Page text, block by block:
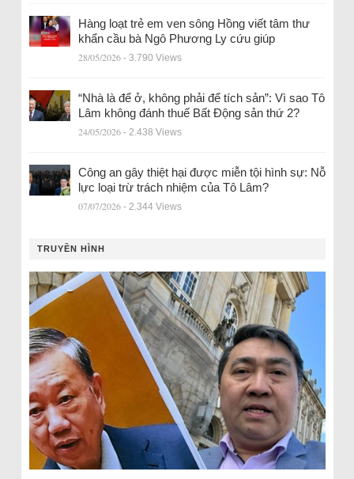
Hàng loạt trẻ em ven sông Hồng viết tâm thư
khẩn cầu bà Ngô Phương Ly cứu giúp
28/05/2026 - 3.790 Views
“Nhà là để ở, không phải để tích sản”: Vì sao Tô
Lâm không đánh thuế Bất Động sản thứ 2?
24/05/2026 - 2.438 Views
Công an gây thiệt hại được miễn tội hình sự: Nỗ
lực loại trừ trách nhiệm của Tô Lâm?
07/07/2026 - 2.344 Views
TRUYỀN HÌNH